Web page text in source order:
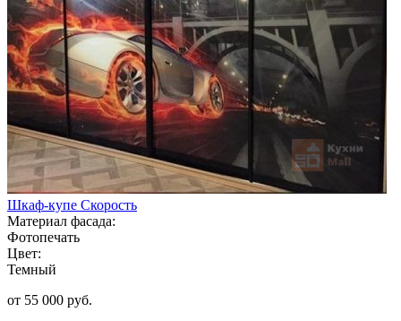
Шкаф-купе Скорость
Материал фасада:
Фотопечать
Цвет:
Темный
от 55 000 руб.